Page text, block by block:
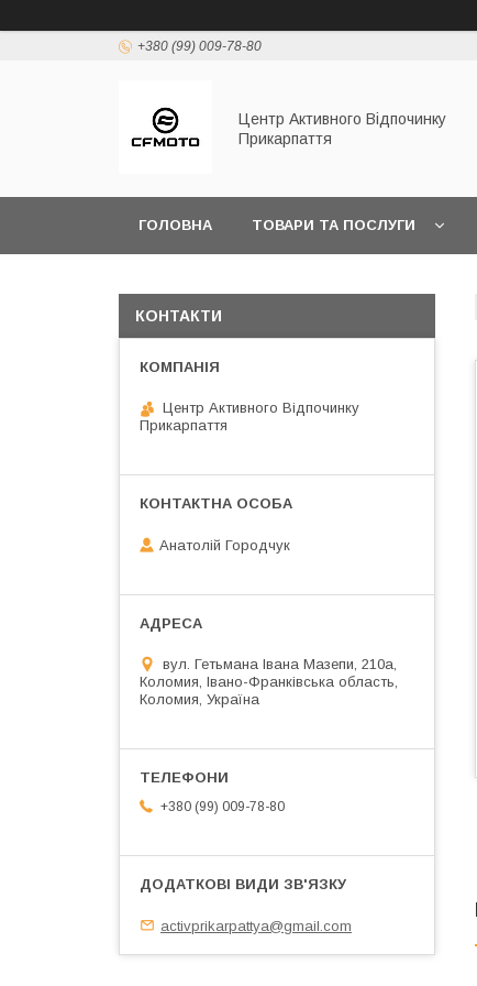
+380 (99) 009-78-80
Центр Активного Відпочинку
Прикарпаття
ГОЛОВНА ТОВАРИ ТА ПОСЛУГИ
КОНТАКТИ
Центр Активного Відпочинку
Прикарпаття
Анатолій Городчук
вул. Гетьмана Івана Мазепи, 210а,
Коломия, Івано-Франківська область,
Коломия, Україна
+380 (99) 009-78-80
activprikarpattya@gmail.com